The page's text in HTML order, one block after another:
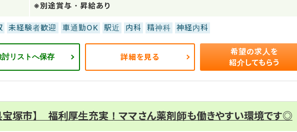
※別途賞与・昇給あり
未経験者歓迎 車通勤OK 駅近 内科 精神科 神経内科
討リストへ保存 詳細を見る
希望の求人を
紹介してもらう
宝塚市】 福利厚生充実！ママさん薬剤師も働きやすい環境です◎